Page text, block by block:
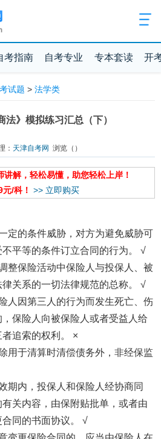
考指南 自考专业 专本套读 开
试题 > 法学类
法》模拟练习汇总（下）
： 天津自考网 浏览（ ）
讲解，轻松易懂，助您轻松上岸！
/科！ >> 立即购买
定的条件威胁，对方为避免威胁可
平等的条件订立合同的行为。 √
整保险活动中保险人与投保人、被
关系的一切法律规范的总称。 √
人因第三人的行为而发生死亡、伤
保险人向被保险人或者受益人给
追索的权利。 ×
用于清算时清偿债务外，非经保监
期内，投保人和保险人经协商同
关内容，由保附贴批单，或者由
同的书面协议。 √